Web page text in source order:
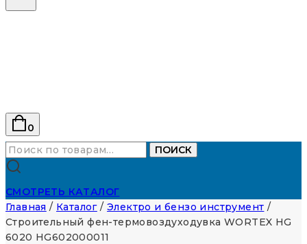
0
Искать:
ПОИСК
СМОТРЕТЬ КАТАЛОГ
Главная / Каталог / Электро и бензо инструмент /
Строительный фен-термовоздуходувка WORTEX HG
6020 HG602000011